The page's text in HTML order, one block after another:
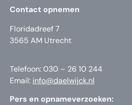
Contact opnemen
Floridadreef 7
3565 AM Utrecht
Telefoon: 030 – 26 10 244
Email: info@daelwijck.nl
Pers en opnameverzoeken: